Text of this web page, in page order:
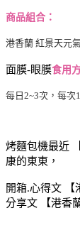
商品組合：
港香蘭 紅景天元
面膜-眼膜食用
每日2~3次，每次
烤麵包機最近
康的東東，
開箱.心得文 【
分享文 【港香